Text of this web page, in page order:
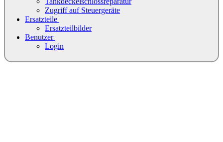
Zugriff auf Steuergeräte
Ersatzteile
Ersatzteilbilder
Benutzer
Login